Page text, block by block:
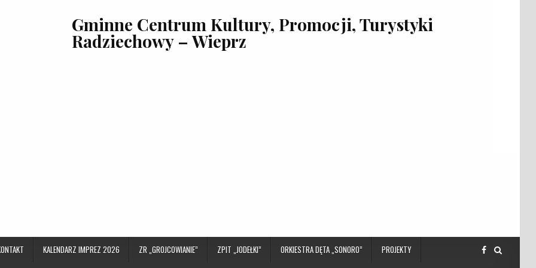
Gminne Centrum Kultury, Promocji, Turystyki
Radziechowy – Wieprz
KALENDARZ IMPREZ 2026 ZR „GROJCOWIANIE” ZPIT „JODEŁKI” ORKIESTRA DĘTA „SONORO” PROJEKTY